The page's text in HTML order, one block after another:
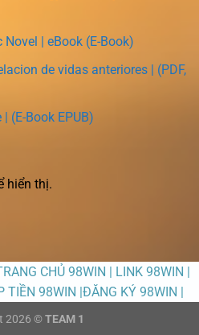
| eBook (E-Book)
de vidas anteriores | (PDF,
(E-Book EPUB)
hiển thị.
CHỦ 98WIN | LINK 98WIN |
TIỀN 98WIN |ĐĂNG KÝ 98WIN |
2026 © TEAM 1